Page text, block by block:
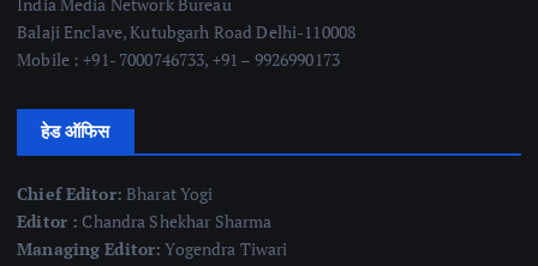
Balaji Enclave, Kutubgarh Road Delhi-110008
Mobile : +91- 7000746733, +91 – 9926990173
हेड ऑफिस
Chief Editor: Bharat Yogi
Editor : Chandra Shekhar Sharma
Managing Editor: Yogendra Tiwari